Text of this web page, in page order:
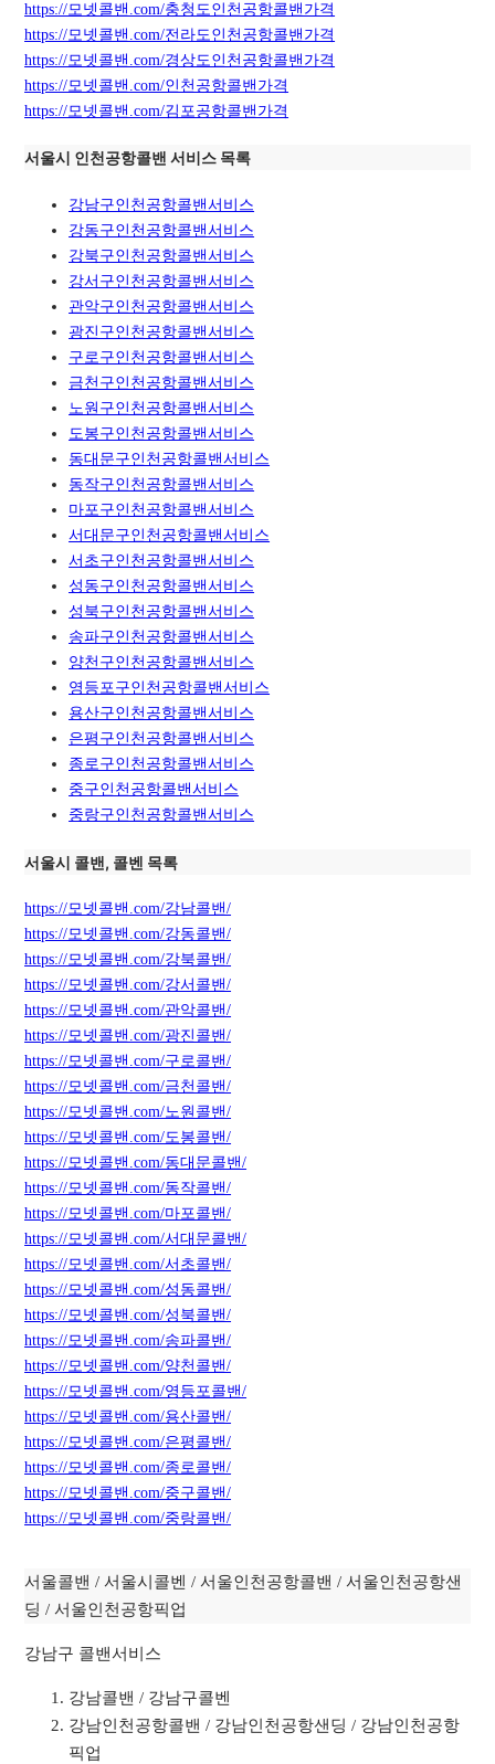
https://모넷콜밴.com/충청도인천공항콜밴가격
https://모넷콜밴.com/전라도인천공항콜밴가격
https://모넷콜밴.com/경상도인천공항콜밴가격
https://모넷콜밴.com/인천공항콜밴가격
https://모넷콜밴.com/김포공항콜밴가격
서울시 인천공항콜밴 서비스 목록
강남구인천공항콜밴서비스
강동구인천공항콜밴서비스
강북구인천공항콜밴서비스
강서구인천공항콜밴서비스
관악구인천공항콜밴서비스
광진구인천공항콜밴서비스
구로구인천공항콜밴서비스
금천구인천공항콜밴서비스
노원구인천공항콜밴서비스
도봉구인천공항콜밴서비스
동대문구인천공항콜밴서비스
동작구인천공항콜밴서비스
마포구인천공항콜밴서비스
서대문구인천공항콜밴서비스
서초구인천공항콜밴서비스
성동구인천공항콜밴서비스
성북구인천공항콜밴서비스
송파구인천공항콜밴서비스
양천구인천공항콜밴서비스
영등포구인천공항콜밴서비스
용산구인천공항콜밴서비스
은평구인천공항콜밴서비스
종로구인천공항콜밴서비스
중구인천공항콜밴서비스
중랑구인천공항콜밴서비스
서울시 콜밴, 콜벤 목록
https://모넷콜밴.com/강남콜밴/
https://모넷콜밴.com/강동콜밴/
https://모넷콜밴.com/강북콜밴/
https://모넷콜밴.com/강서콜밴/
https://모넷콜밴.com/관악콜밴/
https://모넷콜밴.com/광진콜밴/
https://모넷콜밴.com/구로콜밴/
https://모넷콜밴.com/금천콜밴/
https://모넷콜밴.com/노원콜밴/
https://모넷콜밴.com/도봉콜밴/
https://모넷콜밴.com/동대문콜밴/
https://모넷콜밴.com/동작콜밴/
https://모넷콜밴.com/마포콜밴/
https://모넷콜밴.com/서대문콜밴/
https://모넷콜밴.com/서초콜밴/
https://모넷콜밴.com/성동콜밴/
https://모넷콜밴.com/성북콜밴/
https://모넷콜밴.com/송파콜밴/
https://모넷콜밴.com/양천콜밴/
https://모넷콜밴.com/영등포콜밴/
https://모넷콜밴.com/용산콜밴/
https://모넷콜밴.com/은평콜밴/
https://모넷콜밴.com/종로콜밴/
https://모넷콜밴.com/중구콜밴/
https://모넷콜밴.com/중랑콜밴/
서울콜밴 / 서울시콜벤 / 서울인천공항콜밴 / 서울인천공항샌
딩 / 서울인천공항픽업
강남구 콜밴서비스
강남콜밴 / 강남구콜벤
강남인천공항콜밴 / 강남인천공항샌딩 / 강남인천공항
픽업